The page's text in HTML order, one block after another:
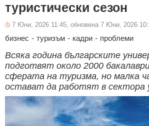
туристически сезон
7 Юни, 2026 11:45, обновена 7 Юни, 2026
бизнес - туризъм - кадри - проблеми
Всяка година българските
подготвят около 2000
сферата на туризма, но малка
остават да работят в сектора